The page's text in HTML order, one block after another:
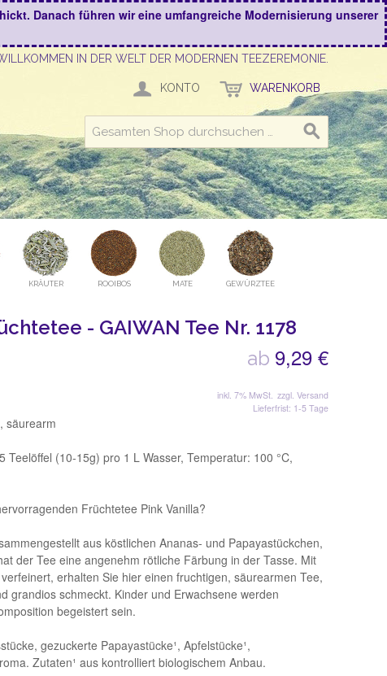
Danach führen wir eine umfangreiche Modernisierung unserer
IN DER WELT DER MODERNEN TEEZEREMONIE.
KONTO WARENKORB
KRÄUTER ROOIBOS MATE GEWÜRZTEE
- GAIWAN Tee Nr. 1178
ab 9,29 €
inkl. 7% MwSt. zzgl. Versand
Lieferfrist: 1-5 Tage
säurearm
Teelöffel (10-15g) pro 1 L Wasser, Temperatur: 100 °C,
Früchtetee Pink Vanilla?
aus köstlichen Ananas- und Papayastückchen,
der Tee eine angenehm rötliche Färbung in der Tasse. Mit
erhalten Sie hier einen fruchtigen, säurearmen Tee,
grandios schmeckt. Kinder und Erwachsene werden
begeistert sein.
gezuckerte Papayastücke¹, Apfelstücke¹,
Zutaten¹ aus kontrolliert biologischem Anbau.